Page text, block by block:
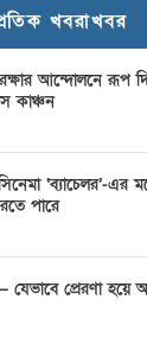
খবরাখবর
আন্দোলনে রূপ
কাঞ্চন
‘ব্যাচেলর’-এর
পারে
যেভাবে প্রেরণা হয়ে